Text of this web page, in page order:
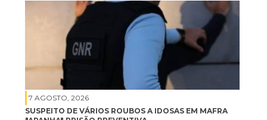
7 AGOSTO, 2026
SUSPEITO DE VÁRIOS ROUBOS A IDOSAS EM MAFRA